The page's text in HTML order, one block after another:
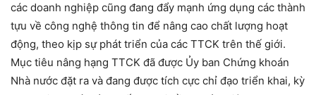
các doanh nghiệp cũng đang đẩy mạnh ứng dụng các thành
tựu về công nghệ thông tin để nâng cao chất lượng hoạt
động, theo kịp sự phát triển của các TTCK trên thế giới.
Mục tiêu nâng hạng TTCK đã được Ủy ban Chứng khoán
Nhà nước đặt ra và đang được tích cực chỉ đạo triển khai, kỳ